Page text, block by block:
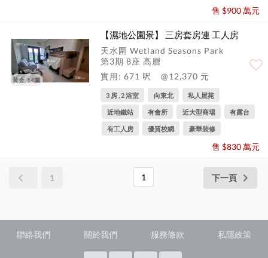
售 $900 萬元
黃金, 14圖
【濕地公園景】 三房套房連 工人房
天水圍 Wetland Seasons Park
第3期 8座 高層
實用: 671 呎
@12,370 元
3 房 , 2 浴室 向東北 私人屋苑
近地鐵站 有會所 近大型商場 有露台
有工人房 優質校網 豪華裝修
售 $830 萬元
1 1 下一頁
聯絡我們 關於我們 服務條款 私隱政策